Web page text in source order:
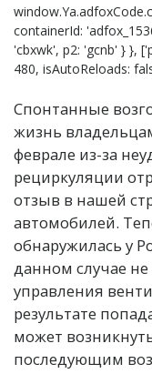
containerId:
'cbxwk', p2: 'gcnb' } },
480, isAutoReloads:
Спонтанные
жизнь
феврале из-за
рециркуляции
отзыв в нашей
автомобилей.
обнаружилась у
данном случае не
управления
результате
может
последующим